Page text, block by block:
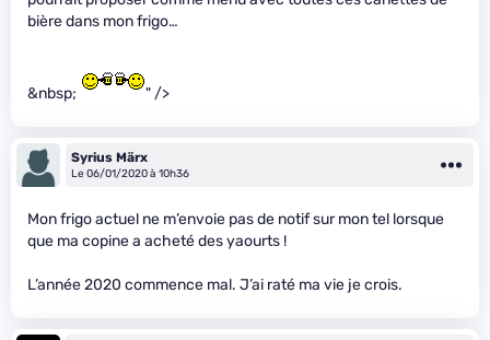
bière dans mon frigo…
&nbsp; " />
Syrius Märx
Le 06/01/2020 à 10h36
Mon frigo actuel ne m’envoie pas de notif sur mon tel lorsque
que ma copine a acheté des yaourts !
L’année 2020 commence mal. J’ai raté ma vie je crois.